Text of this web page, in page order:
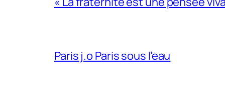
Paris j.o Paris sous l’eau